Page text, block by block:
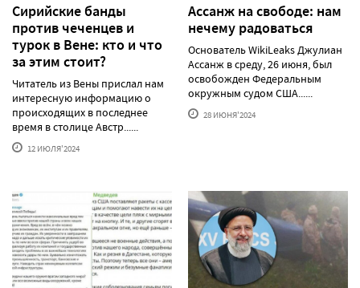
Сирийские банды
против чеченцев и
турок в Вене: кто и что
за этим стоит?
Читатель из Вены прислал нам
интересную информацию о
происходящих в последнее
время в столице Австр......
12 ИЮЛЯ'2024
Ассанж на свободе: нам
нечему радоваться
Основатель WikiLeaks Джулиан
Ассанж в среду, 26 июня, был
освобожден Федеральным
окружным судом США......
28 ИЮНЯ'2024